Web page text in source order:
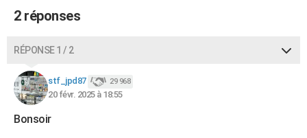
BONS PLANS
CARTE DE VOEUX
Carte de Noël
Carte Bonne année
Carte Saint-Valentin
Carte Pâques
Carte d'anniversaire
DICTIONNAIRE
Dictionnaire
Biographies
Citations
Expressions
Proverbes
PROGRAMME TV
2 réponses
RÉPONSE 1 / 2
stf_jpd87 29 968
20 févr. 2025 à 18:55
Bonsoir